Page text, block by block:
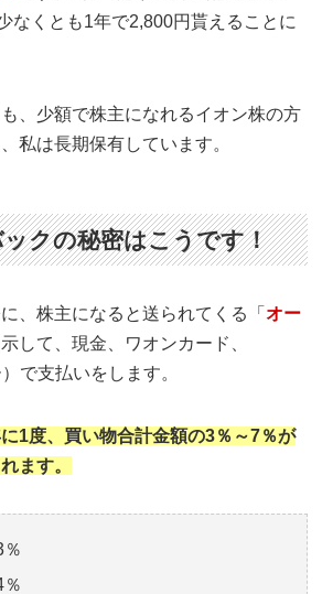
なくとも1年で2,800円貰えることに
も、少額で株主になれるイオン株の方
私は長期保有しています。
クの秘密はこうです！
、株主になると送られてくる「オー
示して、現金、ワオンカード、
で支払いをします。
1度、買い物合計金額の3％～7％が
ます。